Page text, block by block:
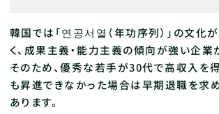
韓国では「연공서열（年功序列）」の文化
く、成果主義・能力主義の傾向が強い企業
そのため、優秀な若手が30代で高収入を
も昇進できなかった場合は早期退職を求
あります。